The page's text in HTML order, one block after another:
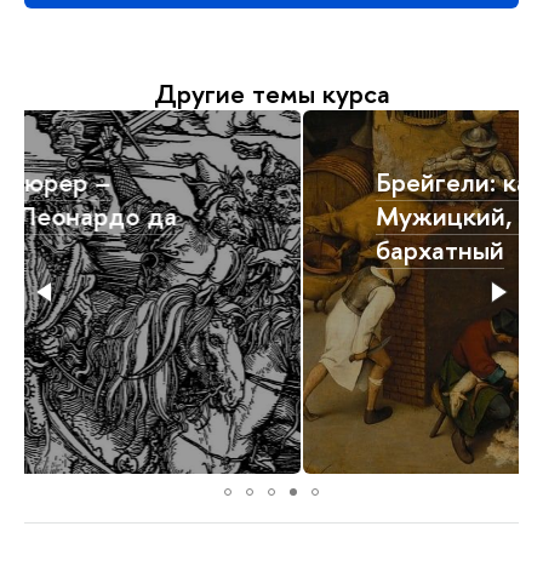
Другие темы курса
Брейгели: какие они?
Мужицкий, адский,
бархатный